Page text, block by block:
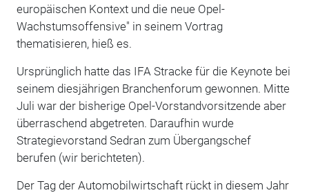
europäischen Kontext und die neue Opel-
Wachstumsoffensive" in seinem Vortrag
thematisieren, hieß es.
Ursprünglich hatte das IFA Stracke für die Keynote bei
seinem diesjährigen Branchenforum gewonnen. Mitte
Juli war der bisherige Opel-Vorstandvorsitzende aber
überraschend abgetreten. Daraufhin wurde
Strategievorstand Sedran zum Übergangschef
berufen (wir berichteten).
Der Tag der Automobilwirtschaft rückt in diesem Jahr